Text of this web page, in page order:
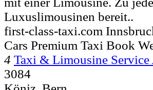
Luxuslimousinen bereit..
first-class-taxi.com
Cars Premium Taxi Book
4 Taxi & Limousine Service
3084